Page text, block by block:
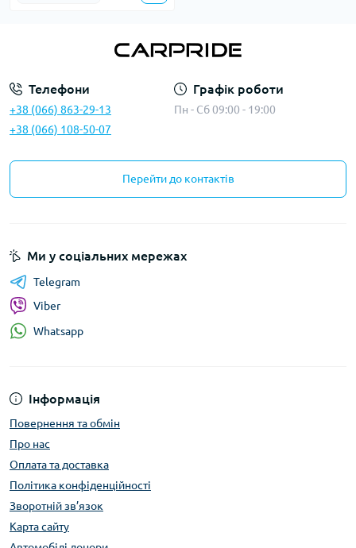
Телефони
+38 (066) 863-29-13
+38 (066) 108-50-07
Графік роботи
Пн - Сб 09:00 - 19:00
Перейти до контактів
Інформація
Повернення та обмін
Про нас
Оплата та доставка
Політика конфіденційності
Зворотній зв’язок
Карта сайту
Ми у соціальних мережах
Telegram
Viber
Whatsapp